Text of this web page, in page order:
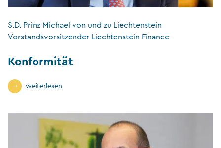
S.D. Prinz Michael von und zu Liechtenstein
Vorstandsvorsitzender Liechtenstein Finance
Konformität
weiterlesen